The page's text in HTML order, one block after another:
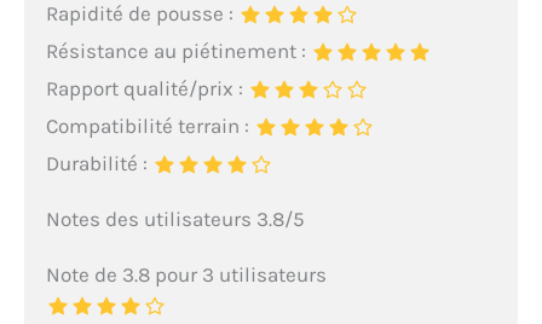
Rapidité de pousse :
Résistance au piétinement :
Rapport qualité/prix :
Compatibilité terrain :
Durabilité :
Notes des utilisateurs 3.8/5
Note de 3.8 pour 3 utilisateurs